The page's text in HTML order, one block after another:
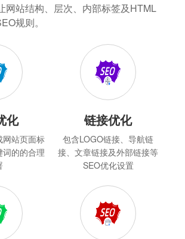
网站结构、层次、内部标签及HTML
规则。
化
网站页面标
的的合理
链接优化
包含LOGO链接、导航链
接、文章链接及外部链接等
SEO优化设置